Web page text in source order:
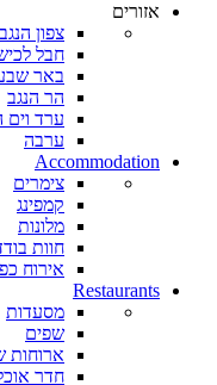
אזורים
צפון הנגב
חבל
באר
הר הנגב
ערד וים
ערבה
Accommodation
צימרים
קמפינג
מלונות
חוות
אירוח
Restaurants
מסעדות
שפים
ארוחות
חדר